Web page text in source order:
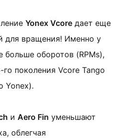
Yonex Vcore дает еще
для вращения! Именно у
больше оборотов (RPMs),
поколения Vcore Tango
Yonex).
и Aero Fin уменьшают
облегчая